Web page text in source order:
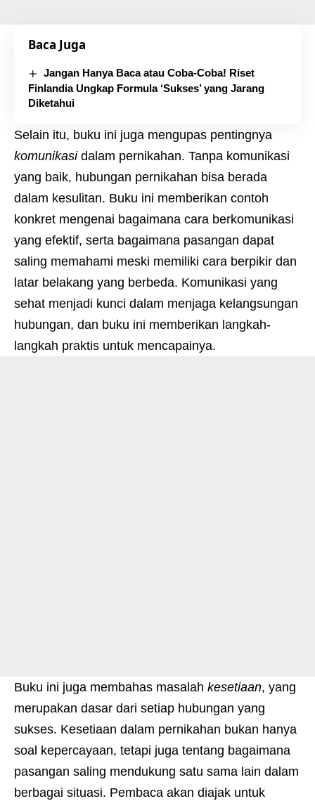
Baca Juga
Jangan Hanya Baca atau Coba-Coba! Riset
Finlandia Ungkap Formula ‘Sukses’ yang Jarang
Diketahui
Selain itu, buku ini juga mengupas pentingnya
komunikasidalam pernikahan. Tanpa komunikasi
yang baik, hubungan pernikahan bisa berada
dalam kesulitan. Buku ini memberikan contoh
konkret mengenai bagaimana cara berkomunikasi
yang efektif, serta bagaimana pasangan dapat
saling memahami meski memiliki cara berpikir dan
latar belakang yang berbeda. Komunikasi yang
sehat menjadi kunci dalam menjaga kelangsungan
hubungan, dan buku ini memberikan langkah-
langkah praktis untuk mencapainya.
Buku ini juga membahas masalah kesetiaan, yang
merupakan dasar dari setiap hubungan yang
sukses. Kesetiaan dalam pernikahan bukan hanya
soal kepercayaan, tetapi juga tentang bagaimana
pasangan saling mendukung satu sama lain dalam
berbagai situasi. Pembaca akan diajak untuk